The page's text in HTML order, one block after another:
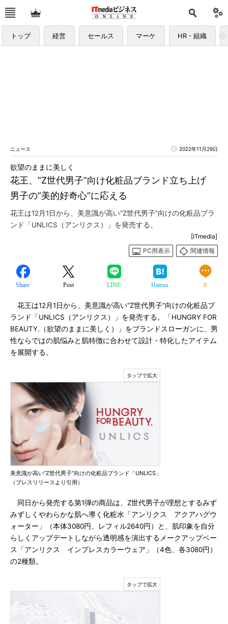
トップ 経営 セールス マーケ HR・組織
ニュース 2022年11月29日
花王、“Z世代男子”向け化粧品ブランド立ち上げ
男子の“美的好奇心”に応える
欲望のままに美しく
花王は12月1日から、美意識が高い“Z世代男子”向けの化粧品ブラ
ンド「UNLICS（アンリクス）」を発売する。
[ITmedia]
PC用表示
関連情報
Share Post LINE Hatena 0
花王は12月1日から、美意識が高い“Z世代男子”向けの化粧品ブ
ランド「UNLICS（アンリクス）」を発売する。「HUNGRY FOR
BEAUTY.（欲望のままに美しく）」をブランドスローガンに、男
性ならではの肌悩みと肌特徴に合わせて設計・特化したアイテム
を展開する。
美意識が高い“Z世代男子”向けの化粧品ブランド「UNLICS」
（プレスリリースより引用）
同日から発売する第1弾の商品は、Z世代男子が理想とするみず
みずしくやわらかな肌へ導く化粧水「アンリクス アクアハグウ
ォーター」（本体3080円、レフィル2640円）と、肌印象を自分
らしくアップデートしながら透明感を演出するメークアップベー
ス「アンリクス インプレスカラーウェア」（4色、各3080円）
の2種類。